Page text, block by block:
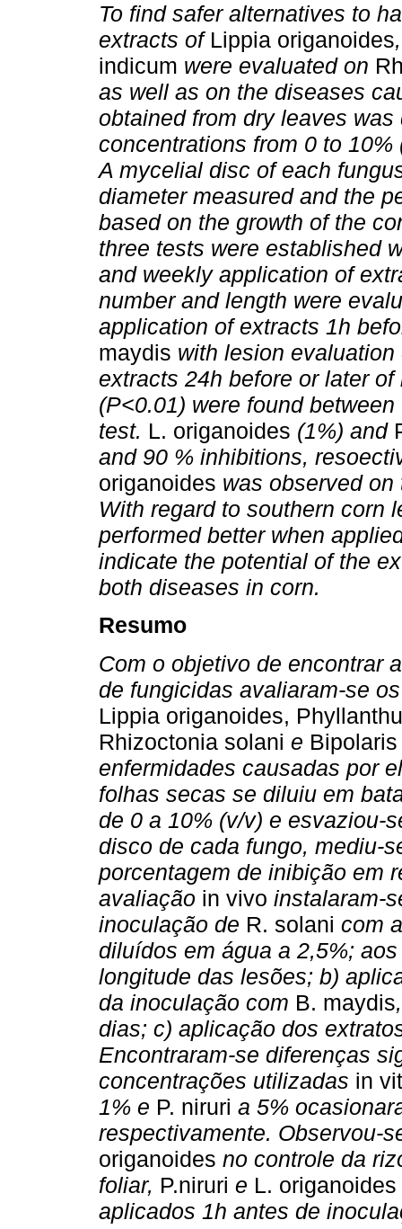
To find safer alternatives to
extracts of Lippia origanoides
indicum were evaluated on
as well as on the diseases
obtained from dry leaves
concentrations from 0 to
A mycelial disc of each
diameter measured and the
based on the growth of the
three tests were established
and weekly application of
number and length were
application of extracts 1h
maydis with lesion
extracts 24h before or later
(P<0.01) were found
test. L. origanoides (1%) and
and 90 % inhibitions,
origanoides was observed
With regard to southern corn
performed better when
indicate the potential of the
both diseases in corn.
Resumo
Com o objetivo de encontrar
de fungicidas avaliaram-se
Lippia origanoides,
Rhizoctonia solani e
enfermidades causadas por
folhas secas se diluiu em
de 0 a 10% (v/v) e esvaziou-
disco de cada fungo, mediu-
porcentagem de inibição em
avaliação in vivo instalaram-
inoculação de R. solani com
diluídos em água a 2,5%;
longitude das lesões; b)
da inoculação com B. maydis
dias; c) aplicação dos
Encontraram-se diferenças
concentrações utilizadas in
1% e P. niruri a 5%
respectivamente. Observou-
origanoides no controle da
foliar, P.niruri e L. origanoides
aplicados 1h antes de